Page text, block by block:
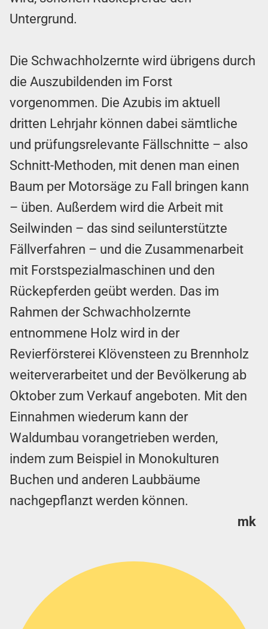
Untergrund.
Die Schwachholzernte wird übrigens durch
die Auszubildenden im Forst
vorgenommen. Die Azubis im aktuell
dritten Lehrjahr können dabei sämtliche
und prüfungsrelevante Fällschnitte – also
Schnitt-Methoden, mit denen man einen
Baum per Motorsäge zu Fall bringen kann
– üben. Außerdem wird die Arbeit mit
Seilwinden – das sind seilunterstützte
Fällverfahren – und die Zusammenarbeit
mit Forstspezialmaschinen und den
Rückepferden geübt werden. Das im
Rahmen der Schwachholzernte
entnommene Holz wird in der
Revierförsterei Klövensteen zu Brennholz
weiterverarbeitet und der Bevölkerung ab
Oktober zum Verkauf angeboten. Mit den
Einnahmen wiederum kann der
Waldumbau vorangetrieben werden,
indem zum Beispiel in Monokulturen
Buchen und anderen Laubbäume
nachgepflanzt werden können.
mk